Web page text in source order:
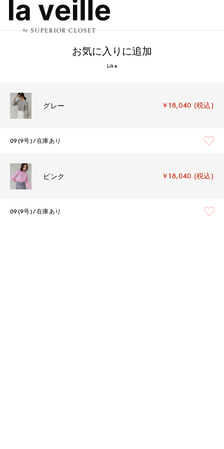
お気に入りに追加
Like
グレー ￥18,040 (税込)
09(9号) 在庫あり
ピンク ￥18,040 (税込)
09(9号) 在庫あり